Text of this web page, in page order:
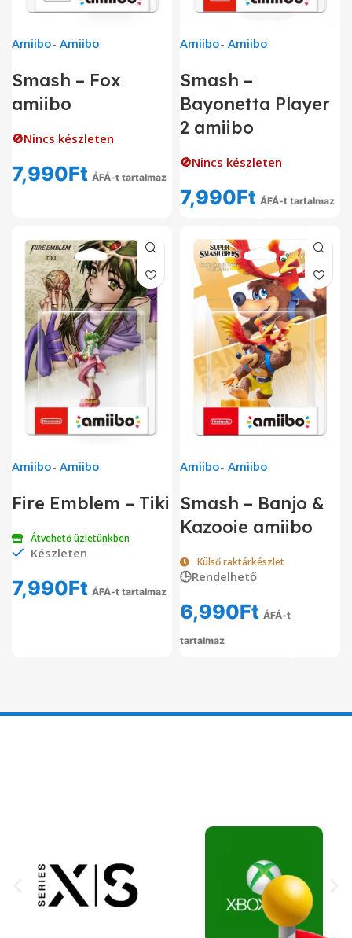
Amiibo- Amiibo
Smash – Fox
amiibo
🚫Nincs készleten
7,990Ft ÁFÁ-t tartalmaz
Amiibo- Amiibo
Smash –
Bayonetta Player
2 amiibo
🚫Nincs készleten
7,990Ft ÁFÁ-t tartalmaz
Amiibo- Amiibo
Fire Emblem – Tiki
Átvehető üzletünkben
Készleten
7,990Ft ÁFÁ-t tartalmaz
Amiibo- Amiibo
Smash – Banjo &
Kazooie amiibo
Külső raktárkészlet
🕒Rendelhető
6,990Ft ÁFÁ-t
tartalmaz